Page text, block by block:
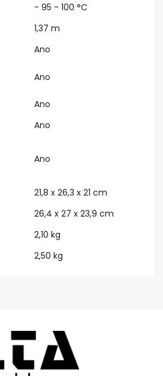
- 95 - 100 °C
1,37 m
Ano
Ano
Ano
Ano
Ano
21,8 x 26,3 x 21 cm
26,4 x 27 x 23,9 cm
2,10 kg
2,50 kg